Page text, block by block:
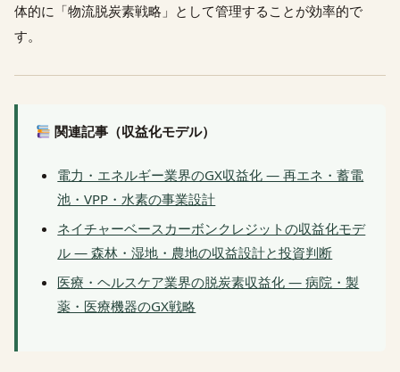
体的に「物流脱炭素戦略」として管理することが効率的で
す。
関連記事（収益化モデル）
電力・エネルギー業界のGX収益化 — 再エネ・蓄電
池・VPP・水素の事業設計
ネイチャーベースカーボンクレジットの収益化モデ
ル — 森林・湿地・農地の収益設計と投資判断
医療・ヘルスケア業界の脱炭素収益化 — 病院・製
薬・医療機器のGX戦略